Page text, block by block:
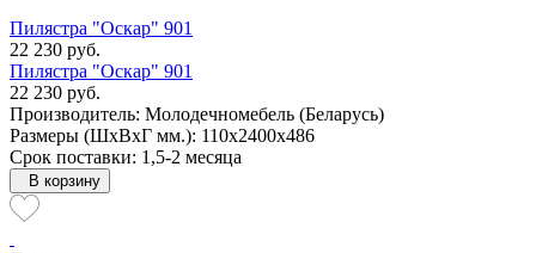
Пилястра "Оскар" 901
22 230 руб.
Пилястра "Оскар" 901
22 230 руб.
Производитель: Молодечномебель (Беларусь)
Размеры (ШxВxГ мм.): 110x2400x486
Срок поставки: 1,5-2 месяца
В корзину